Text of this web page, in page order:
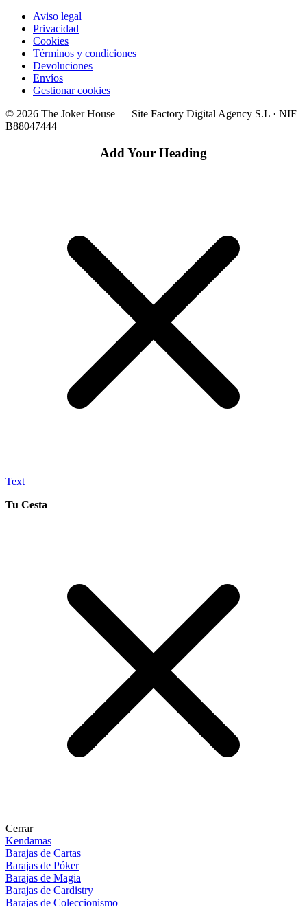
Aviso legal
Privacidad
Cookies
Términos y condiciones
Devoluciones
Envíos
Gestionar cookies
© 2026 The Joker House — Site Factory Digital Agency S.L · NIF
B88047444
Add Your Heading
Text
Tu Cesta
Cerrar
Kendamas
Barajas de Cartas
Barajas de Póker
Barajas de Magia
Barajas de Cardistry
Barajas de Coleccionismo